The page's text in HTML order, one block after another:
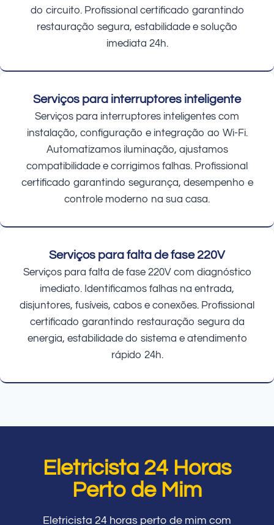
do circuito. Profissional certificado garantindo
restauração segura, estabilidade e solução
imediata 24h.
Serviços para interruptores inteligente
Serviços para interruptores inteligentes com
instalação, configuração e integração ao Wi-Fi.
Automatizamos iluminação, ajustamos
compatibilidade e corrigimos falhas. Profissional
certificado garantindo segurança, desempenho e
controle moderno na sua casa.
Serviços para falta de fase 220V
Serviços para falta de fase 220V com diagnóstico
imediato. Identificamos falhas na entrada,
disjuntores, fusíveis, cabos e conexões. Profissional
certificado garantindo restauração segura da
energia, estabilidade do sistema e atendimento
rápido 24h.
Eletricista 24 Horas
Perto de Mim
Eletricista 24 horas perto de mim com